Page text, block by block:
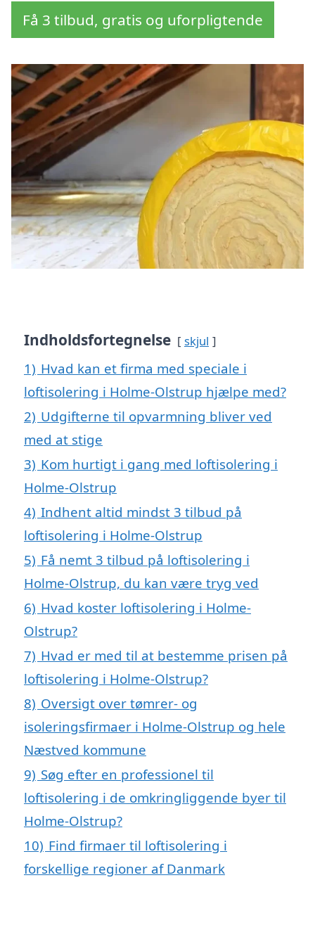
Få 3 tilbud, gratis og uforpligtende
Indholdsfortegnelse skjul
1) Hvad kan et firma med speciale i
loftisolering i Holme-Olstrup hjælpe med?
2) Udgifterne til opvarmning bliver ved
med at stige
3) Kom hurtigt i gang med loftisolering i
Holme-Olstrup
4) Indhent altid mindst 3 tilbud på
loftisolering i Holme-Olstrup
5) Få nemt 3 tilbud på loftisolering i
Holme-Olstrup, du kan være tryg ved
6) Hvad koster loftisolering i Holme-
Olstrup?
7) Hvad er med til at bestemme prisen på
loftisolering i Holme-Olstrup?
8) Oversigt over tømrer- og
isoleringsfirmaer i Holme-Olstrup og hele
Næstved kommune
9) Søg efter en professionel til
loftisolering i de omkringliggende byer til
Holme-Olstrup?
10) Find firmaer til loftisolering i
forskellige regioner af Danmark